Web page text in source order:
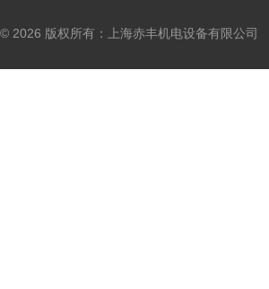
© 2026 版权所有：上海赤丰机电设备有限公司